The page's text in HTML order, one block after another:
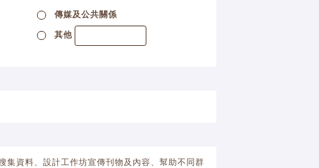
傳媒及公共關係
其他
集資料、設計工作坊宣傳刊物及內容、幫助不同群